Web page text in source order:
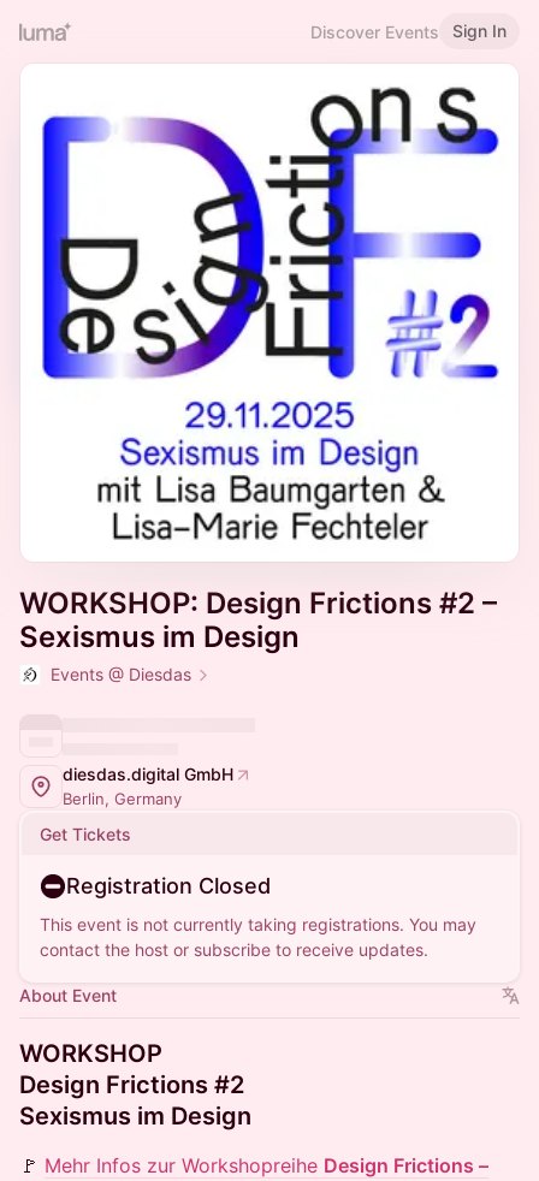
Discover Events Sign In
WORKSHOP: Design Frictions #2 –
Sexismus im Design
Events @ Diesdas
diesdas.digital GmbH
Berlin, Germany
Get Tickets
Registration Closed
This event is not currently taking registrations. You may
contact the host or subscribe to receive updates.
About Event
WORKSHOP
Design Frictions #2
Sexismus im Design
🚩 Mehr Infos zur Workshopreihe Design Frictions –